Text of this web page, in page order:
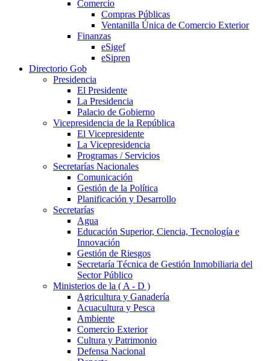
Comercio
Compras Públicas
Ventanilla Única de Comercio Exterior
Finanzas
eSigef
eSipren
Directorio Gob
Presidencia
El Presidente
La Presidencia
Palacio de Gobierno
Vicepresidencia de la República
El Vicepresidente
La Vicepresidencia
Programas / Servicios
Secretarías Nacionales
Comunicación
Gestión de la Política
Planificación y Desarrollo
Secretarías
Agua
Educación Superior, Ciencia, Tecnología e
Innovación
Gestión de Riesgos
Secretaría Técnica de Gestión Inmobiliaria del
Sector Público
Ministerios de la ( A - D )
Agricultura y Ganadería
Acuacultura y Pesca
Ambiente
Comercio Exterior
Cultura y Patrimonio
Defensa Nacional